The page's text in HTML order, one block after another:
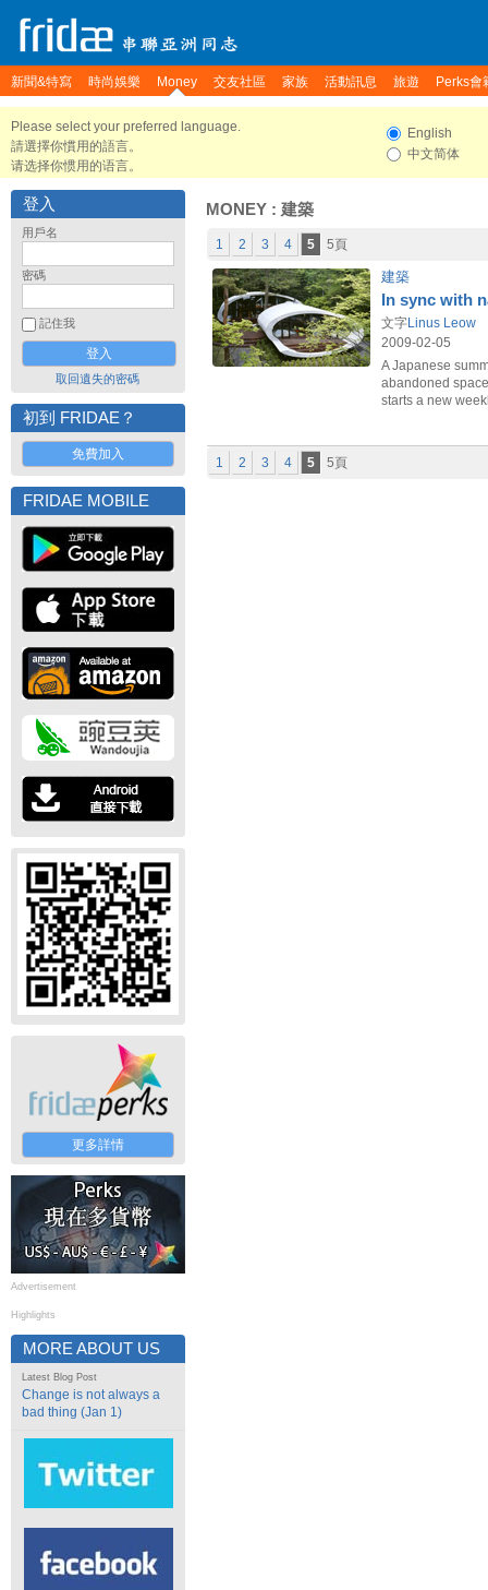
新聞&特寫 時尚娛樂 Money 交友社區 家族 活動訊息 旅遊 Perks會
Please select your preferred language.
請選擇你慣用的語言。
请选择你惯用的语言。
English
中文简体
登入
用戶名
密碼
記住我
取回遺失的密碼
初到 FRIDAE？
免費加入
FRIDAE MOBILE
更多詳情
Advertisement
Highlights
MORE ABOUT US
Latest Blog Post
Change is not always a
bad thing (Jan 1)
MONEY : 建築
1 2 3 4 5 5頁
建築
In sync with
文字Linus Leow
2009-02-05
A Japanese
abandoned
starts a new
1 2 3 4 5 5頁